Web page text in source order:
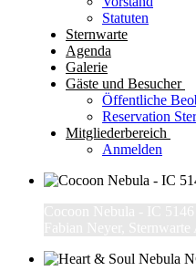
Statuten
Sternwarte
Agenda
Galerie
Gäste und Besucher
Öffentliche
Reservation
Mitgliederbereich
Anmelden